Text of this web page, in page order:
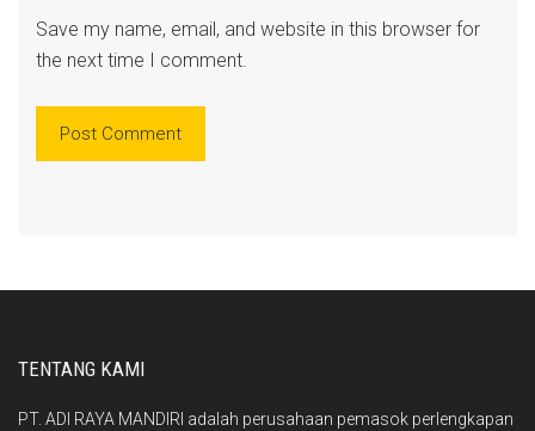
Save my name, email, and website in this browser for
the next time I comment.
TENTANG KAMI
PT. ADI RAYA MANDIRI adalah perusahaan pemasok perlengkapan